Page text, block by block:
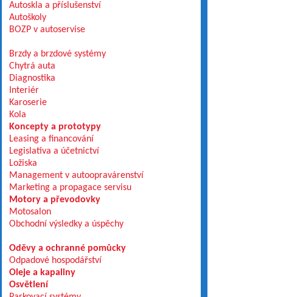
Autoskla a příslušenství
Autoškoly
BOZP v autoservise
Brzdy a brzdové systémy
Chytrá auta
Diagnostika
Interiér
Karoserie
Kola
Koncepty a prototypy
Leasing a financování
Legislativa a účetnictví
Ložiska
Management v autoopravárenství
Marketing a propagace servisu
Motory a převodovky
Motosalon
Obchodní výsledky a úspěchy
Oděvy a ochranné pomůcky
Odpadové hospodářství
Oleje a kapaliny
Osvětlení